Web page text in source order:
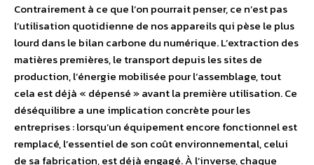
Contrairement à ce que l’on pourrait penser, ce n’est pas
l’utilisation quotidienne de nos appareils qui pèse le plus
lourd dans le bilan carbone du numérique. L’extraction des
matières premières, le transport depuis les sites de
production, l’énergie mobilisée pour l’assemblage, tout
cela est déjà « dépensé » avant la première utilisation. Ce
déséquilibre a une implication concrète pour les
entreprises : lorsqu’un équipement encore fonctionnel est
remplacé, l’essentiel de son coût environnemental, celui
de sa fabrication, est déjà engagé. À l’inverse, chaque